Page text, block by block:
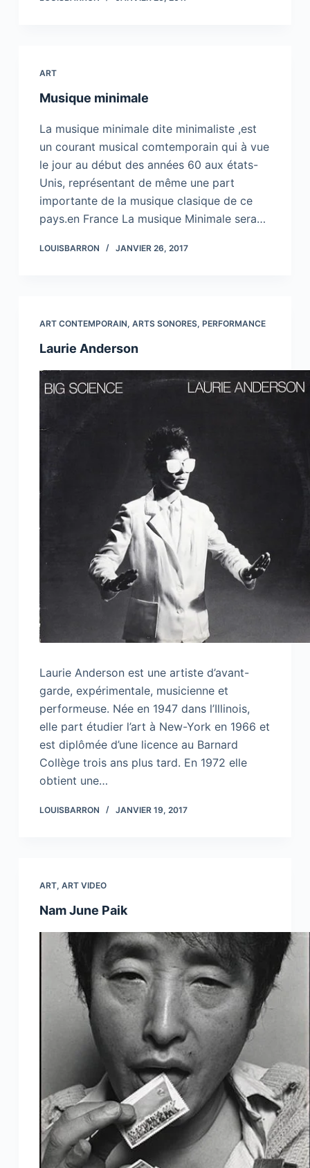
ART
Musique minimale
La musique minimale dite minimaliste ,est
un courant musical comtemporain qui à vue
le jour au début des années 60 aux états-
Unis, représentant de même une part
importante de la musique clasique de ce
pays.en France La musique Minimale sera…
LOUISBARRON JANVIER 26, 2017
ART CONTEMPORAIN, ARTS SONORES, PERFORMANCE
Laurie Anderson
Laurie Anderson est une artiste d’avant-
garde, expérimentale, musicienne et
performeuse. Née en 1947 dans l’Illinois,
elle part étudier l’art à New-York en 1966 et
est diplômée d’une licence au Barnard
Collège trois ans plus tard. En 1972 elle
obtient une…
LOUISBARRON JANVIER 19, 2017
ART, ART VIDEO
Nam June Paik